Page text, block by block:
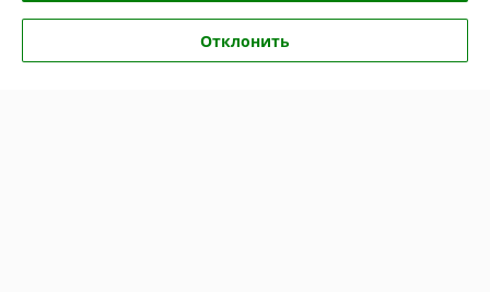
Политика обработки cookiesОтклонить